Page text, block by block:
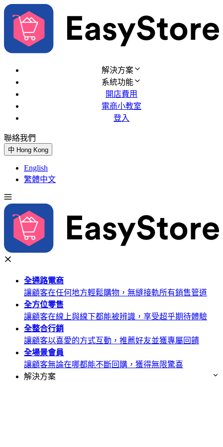
解決方案
系統功能
開店費用
電商小教室
登入
聯絡我們
中 Hong Kong
English
繁體中文
全通路電商
讓顧客在任何地方輕鬆購物，無縫接軌所有銷售管道
全方位零售
讓顧客在線上與線下都能被辨識，享受超乎期待體驗
全整合行銷
讓顧客以喜愛的方式互動，推薦好友並獲專屬回饋
全場景會員
讓顧客無論在哪都能不斷回購，獲得無限驚喜
解決方案